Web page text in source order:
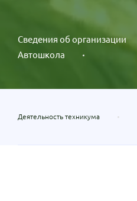
Сведения об организации
Автошкола
Деятельность техникума